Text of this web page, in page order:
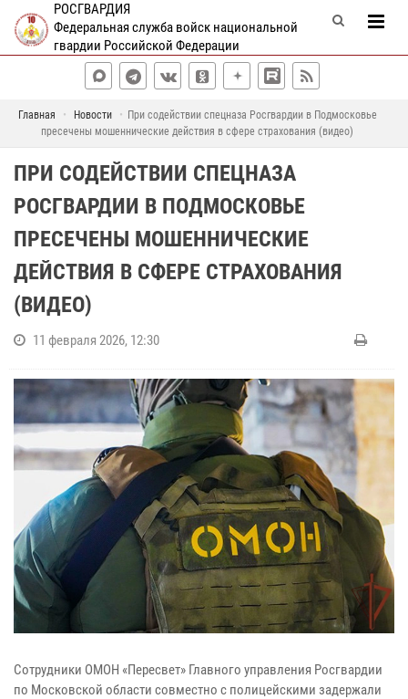
РОСГВАРДИЯ
Федеральная служба войск национальной
гвардии Российской Федерации
Главная Новости
При содействии спецназа Росгвардии в Подмосковье
пресечены мошеннические действия в сфере страхования (видео)
ПРИ СОДЕЙСТВИИ СПЕЦНАЗА
РОСГВАРДИИ В ПОДМОСКОВЬЕ
ПРЕСЕЧЕНЫ МОШЕННИЧЕСКИЕ
ДЕЙСТВИЯ В СФЕРЕ СТРАХОВАНИЯ
(ВИДЕО)
11 февраля 2026, 12:30
Сотрудники ОМОН «Пересвет» Главного управления Росгвардии
по Московской области совместно с полицейскими задержали